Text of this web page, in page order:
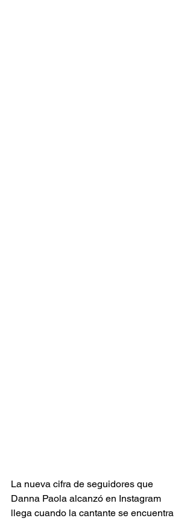
La nueva cifra de seguidores que
Danna Paola alcanzó en Instagram
llega cuando la cantante se encuentra